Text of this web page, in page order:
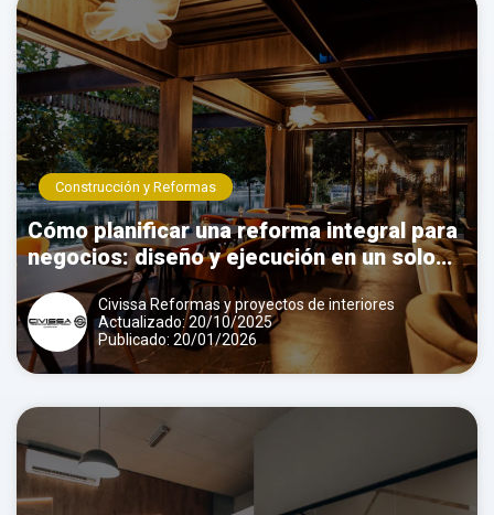
Contactar por
Whatsapp
Construcción y Reformas
Cómo planificar una reforma integral para
negocios: diseño y ejecución en un solo
equipo
Civissa Reformas y proyectos de interiores
Actualizado: 20/10/2025
Publicado: 20/01/2026